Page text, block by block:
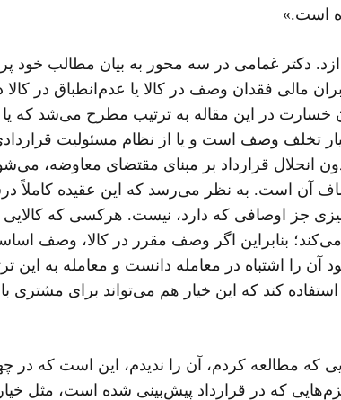
است.»
دکتر غمامی در سه محور به بیان مطالب خود
مالی فقدان وصف در کالا یا عدم‌انطباق در کالا
خسارت در این مقاله به ترتیب مطرح می‌شد که
تخلف وصف است و یا از نظام مسئولیت
انحلال قرارداد بر مبنای مقتضای معاوضه،
آن است. به نظر می‌رسد که این عقیده
جز اوصافی که دارد، نیست. هرکسی که کالایی
بنابراین اگر وصف مقرر در کالا، وصف
کرد، بر اساس مواد 200 به بعد قانون مدنی می‌شود آن را اشتباه در معامله دانست و معامله
کند که این خیار هم می‌تواند برای مشتری
که مطالعه کردم، آن را ندیدم، این است که در
که در قرارداد پیش‌بینی شده است، مثل